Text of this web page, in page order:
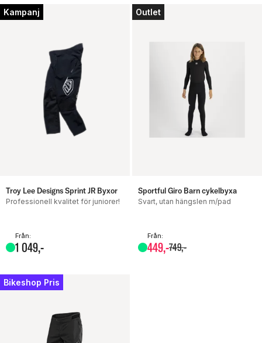
Produkter
Kampanj
Troy Lee Designs Sprint JR Byxor
Professionell kvalitet för juniorer!
1 049,-
Från:
Outlet
Sportful Giro Barn cykelbyxa
Svart, utan hängslen m/pad
449,-749,-
Från:
Bikeshop Pris